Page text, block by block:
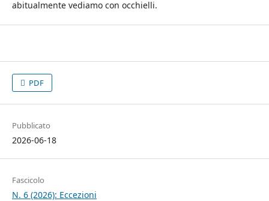
abitualmente vediamo con occhielli.
PDF
Pubblicato
2026-06-18
Fascicolo
N. 6 (2026): Eccezioni